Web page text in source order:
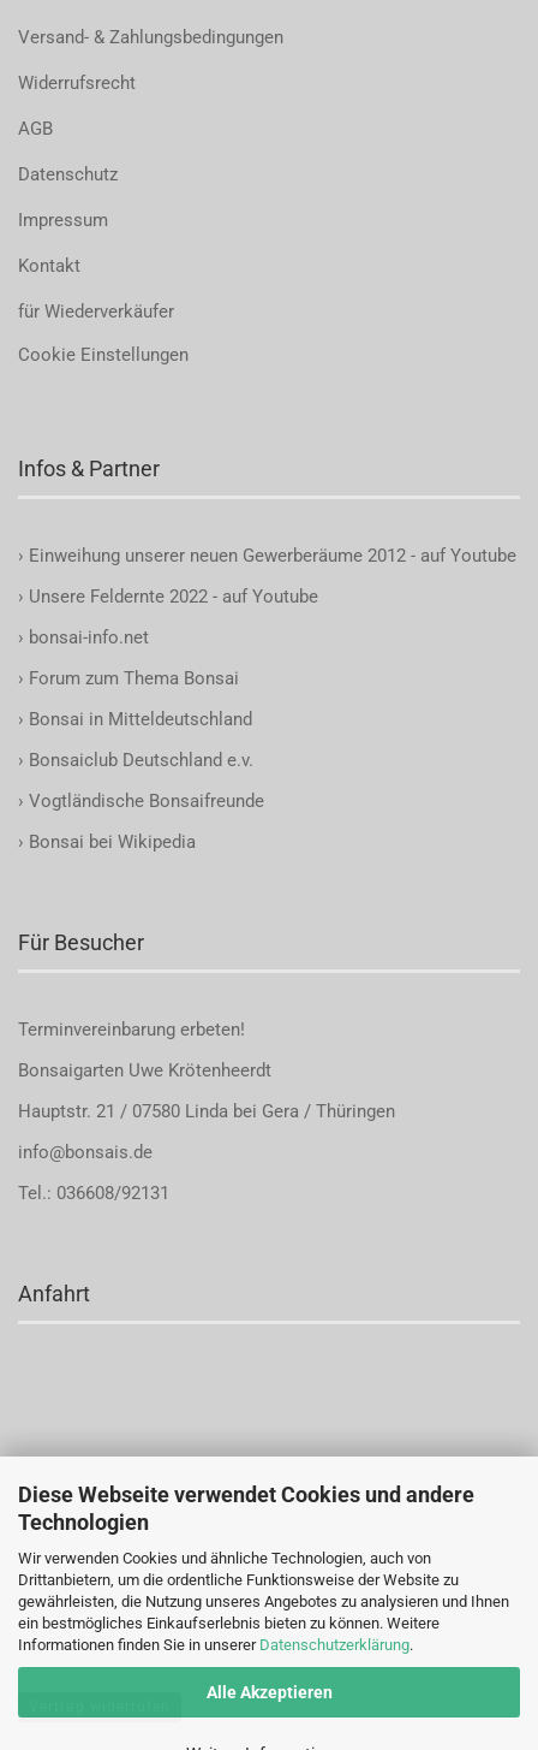
Diese Webseite verwendet Cookies und andere
Technologien
Wir verwenden Cookies und ähnliche Technologien, auch von
Drittanbietern, um die ordentliche Funktionsweise der Website zu
gewährleisten, die Nutzung unseres Angebotes zu analysieren und Ihnen
ein bestmögliches Einkaufserlebnis bieten zu können. Weitere
Informationen finden Sie in unserer Datenschutzerklärung.
Alle Akzeptieren
Versand- & Zahlungsbedingungen
Widerrufsrecht
AGB
Datenschutz
Impressum
Kontakt
für Wiederverkäufer
Cookie Einstellungen
Infos & Partner
› Einweihung unserer neuen Gewerberäume 2012 - auf Youtube
› Unsere Feldernte 2022 - auf Youtube
› bonsai-info.net
› Forum zum Thema Bonsai
› Bonsai in Mitteldeutschland
› Bonsaiclub Deutschland e.v.
› Vogtländische Bonsaifreunde
› Bonsai bei Wikipedia
Für Besucher
Terminvereinbarung erbeten!
Bonsaigarten Uwe Krötenheerdt
Hauptstr. 21 / 07580 Linda bei Gera / Thüringen
info@bonsais.de
Tel.: 036608/92131
Anfahrt